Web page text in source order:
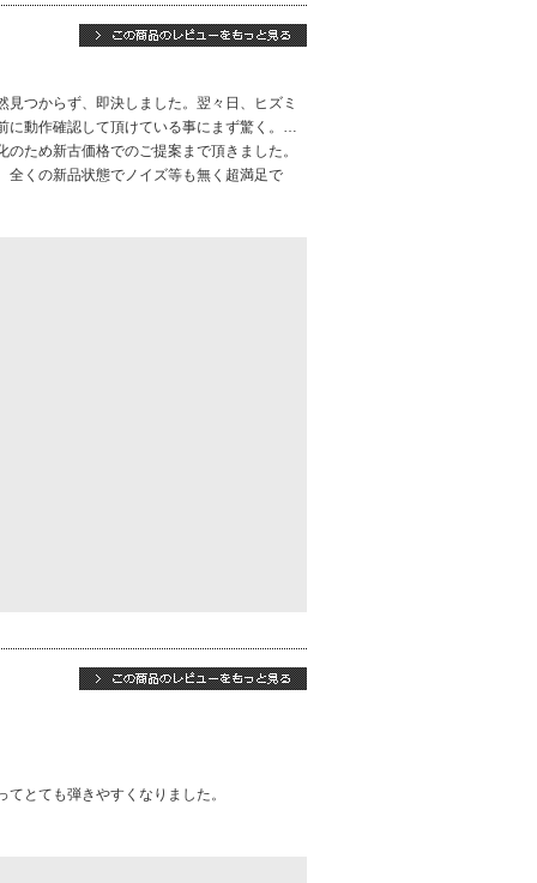
つからず、即決しました。翌々日、ヒズミ
に動作確認して頂けている事にまず驚く。…
ため新古価格でのご提案まで頂きました。
全くの新品状態でノイズ等も無く超満足で
とても弾きやすくなりました。